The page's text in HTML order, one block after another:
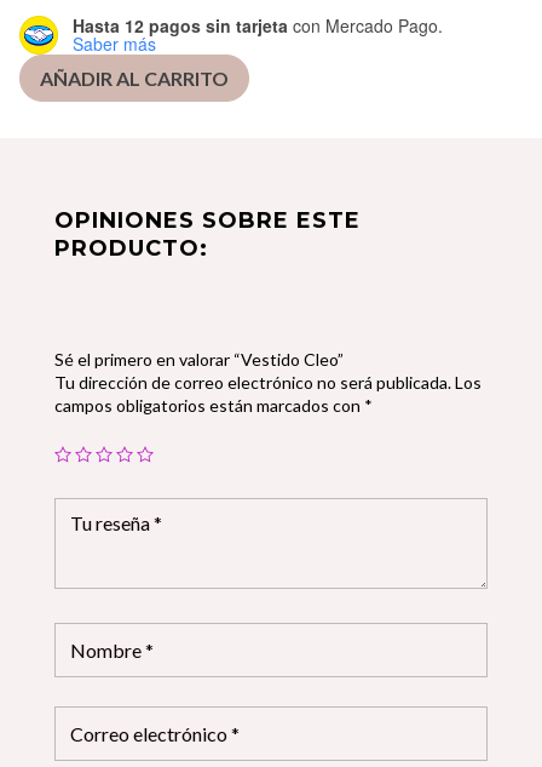
Hasta 12 pagos sin tarjetacon Mercado Pago.
Saber más
AÑADIR AL CARRITO
OPINIONES SOBRE ESTE
PRODUCTO:
Sé el primero en valorar “Vestido Cleo”
Tu dirección de correo electrónico no será publicada.Los
campos obligatorios están marcados con *